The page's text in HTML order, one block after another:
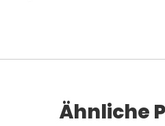
Ähnliche